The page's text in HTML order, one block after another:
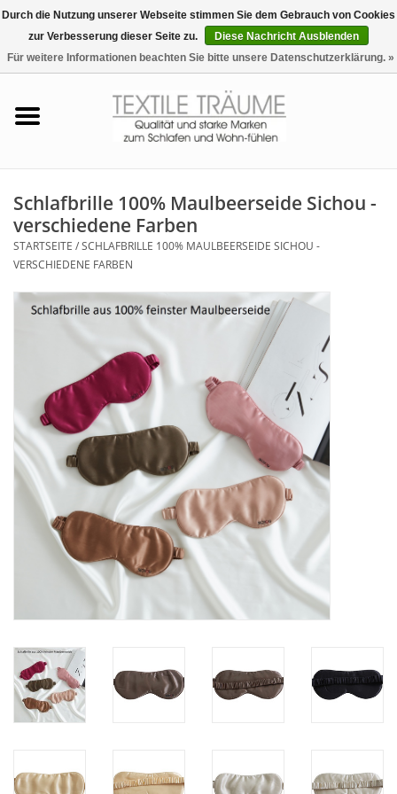
0 Artikel - €0,00
Tag & Nachtwäsche
Badezimmer & Sauna
Haus-Bademäntel
Plaids, Decken, Kissen
Mode & Accessoires
Edles aus Cashmere
Tisch & Küche
Geschenkideen und
Gutscheine
Schlafbrille 100% Maulbeerseide Sichou -
verschiedene Farben
STARTSEITE /SCHLAFBRILLE 100% MAULBEERSEIDE SICHOU -
VERSCHIEDENE FARBEN
Durch die Nutzung unserer Webseite stimmen Sie dem Gebrauch von Cookies
zur Verbesserung dieser Seite zu.
Diese Nachricht Ausblenden
Für weitere Informationen beachten Sie bitte unsere Datenschutzerklärung. »